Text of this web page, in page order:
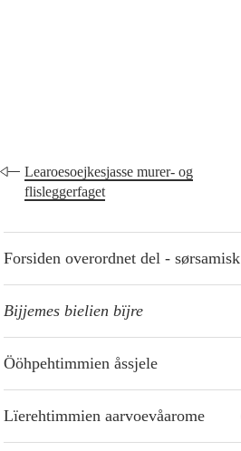
Learoesoejkesjasse murer- og
flisleggerfaget
Forsiden overordnet del - sørsamisk
Bijjemes bielien bïjre
Ööhpehtimmien åssjele
Lïerehtimmien aarvoevåarome